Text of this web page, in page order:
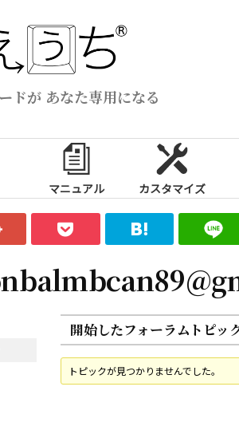
ドが あなた専用になる
マニュアル カスタマイズ
開始したフォーラムトピッ
トピックが見つかりませんでした。